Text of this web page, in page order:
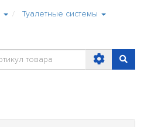
Туалетные системы